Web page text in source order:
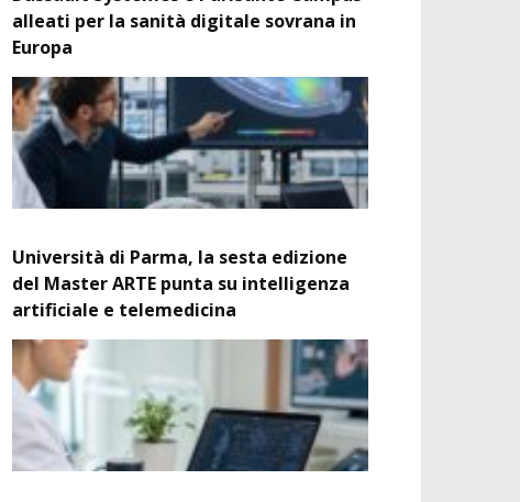
alleati per la sanità digitale sovrana in
Europa
Università di Parma, la sesta edizione
del Master ARTE punta su intelligenza
artificiale e telemedicina